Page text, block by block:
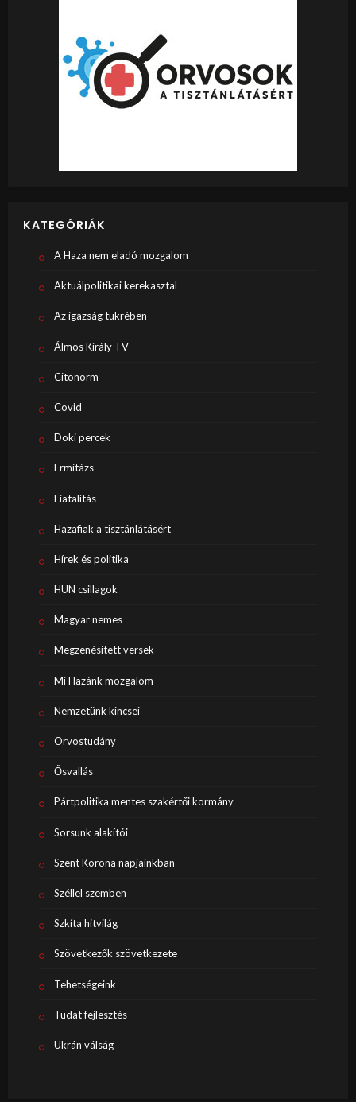
KATEGÓRIÁK
A Haza nem eladó mozgalom
Aktuálpolitikai kerekasztal
Az igazság tükrében
Álmos Király TV
Citonorm
Covid
Doki percek
Ermitázs
Fiatalítás
Hazafiak a tisztánlátásért
Hírek és politika
HUN csillagok
Magyar nemes
Megzenésített versek
Mi Hazánk mozgalom
Nemzetünk kincsei
Orvostudány
Ősvallás
Pártpolitika mentes szakértői kormány
Sorsunk alakítói
Szent Korona napjainkban
Széllel szemben
Szkíta hitvilág
Szövetkezők szövetkezete
Tehetségeink
Tudat fejlesztés
Ukrán válság